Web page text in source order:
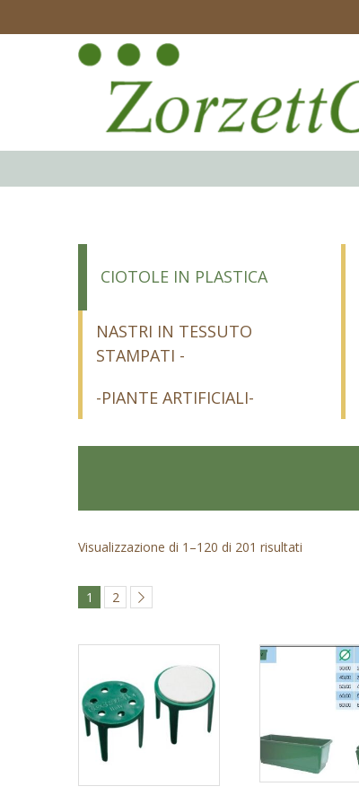
CIOTOLE IN PLASTICA
NASTRI IN TESSUTO
STAMPATI -
-PIANTE ARTIFICIALI-
Visualizzazione di 1–120 di 201 risultati
1 2